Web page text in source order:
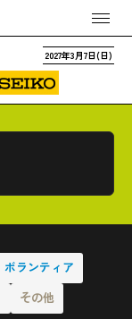
2027年3月7日(日)
ボランティア
その他